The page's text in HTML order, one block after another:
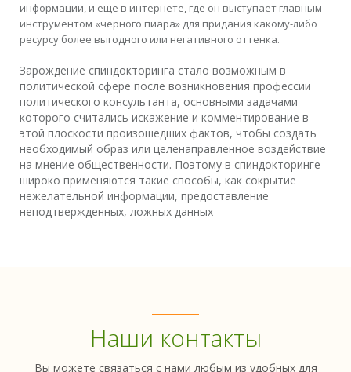
информации, и еще в интернете, где он выступает главным
инструментом «черного пиара» для придания какому-либо
ресурсу более выгодного или негативного оттенка.
Зарождение спиндокторинга стало возможным в
политической сфере после возникновения профессии
политического консультанта, основными задачами
которого считались искажение и комментирование в
этой плоскости произошедших фактов, чтобы создать
необходимый образ или целенаправленное воздействие
на мнение общественности. Поэтому в спиндокторинге
широко применяются такие способы, как сокрытие
нежелательной информации, предоставление
неподтвержденных, ложных данных
Наши контакты
Вы можете связаться с нами любым из удобных для